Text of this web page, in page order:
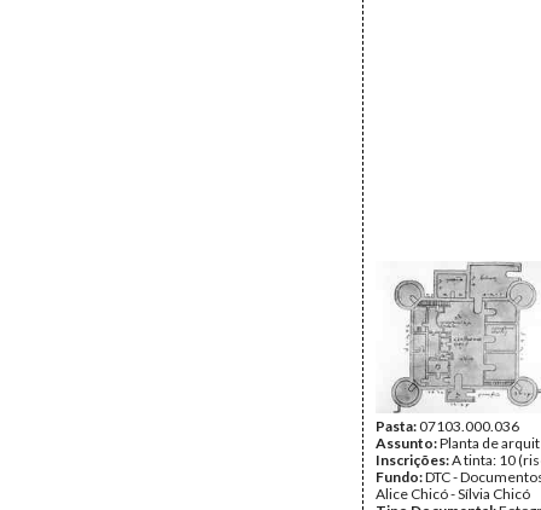
Pasta:07103.000.036
Assunto:Planta de
Inscrições:A tinta: 10
Fundo:DTC -
Alice Chicó - Sílvia Chicó